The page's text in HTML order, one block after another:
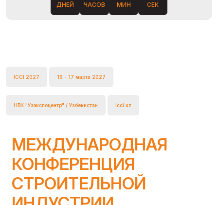
ДНЕЙ ЧАСОВ МИН СЕК
ICCI 2027 16 - 17 марта 2027
НВК "Узэкспоцентр" / Узбекистан icci.uz
МЕЖДУНАРОДНАЯ
КОНФЕРЕНЦИЯ
СТРОИТЕЛЬНОЙ